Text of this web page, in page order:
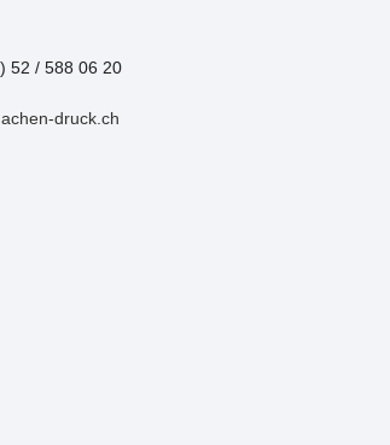
52 / 588 06 20
druck.ch